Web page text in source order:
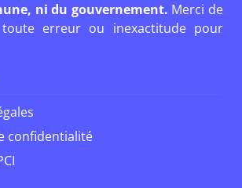
ni du gouvernement. Merci de
erreur ou inexactitude pour
confidentialité